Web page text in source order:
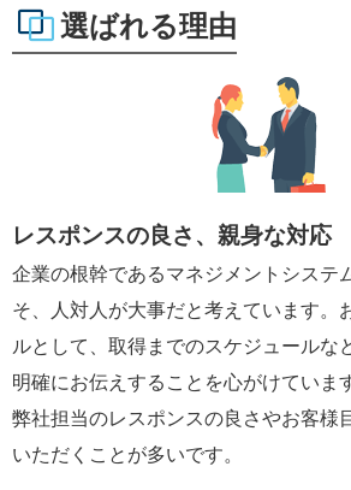
選ばれる理由
レスポンスの良さ、親身な対応
企業の根幹であるマネジメントシステ
そ、人対人が大事だと考えています。
ルとして、取得までのスケジュールな
明確にお伝えすることを心がけています
弊社担当のレスポンスの良さやお客様
いただくことが多いです。